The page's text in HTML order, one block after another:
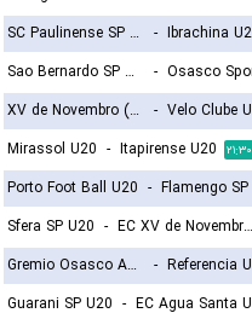
SC Paulinense SP U20
- Ibrachina
Sao Bernardo SP U20
-
XV de Novembro (Piracicaba) U20
- Velo Clube
Mirassol U20 - Itapirense U20 ۲۱:۳۰
Porto Foot Ball U20 - Flamengo
Sfera SP U20 - EC XV de Novembro de Jau SP U20
Gremio Osasco Audax SP U20
- Referencia
Guarani SP U20 - EC Agua Santa